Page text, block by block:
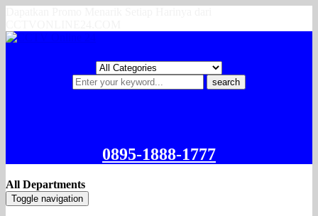
search
0895-1888-1777
All Departments
Toggle navigation